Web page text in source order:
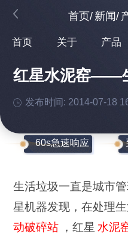
首页/ 新闻/
首页 关于 产品
红星水泥窑——
发布时间: 2014-07-18
60s急速响应
生活垃圾一直是城市
星机器发现，在处理
动破碎站 ，红星 水泥